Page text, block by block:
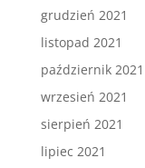
grudzień 2021
listopad 2021
październik 2021
wrzesień 2021
sierpień 2021
lipiec 2021